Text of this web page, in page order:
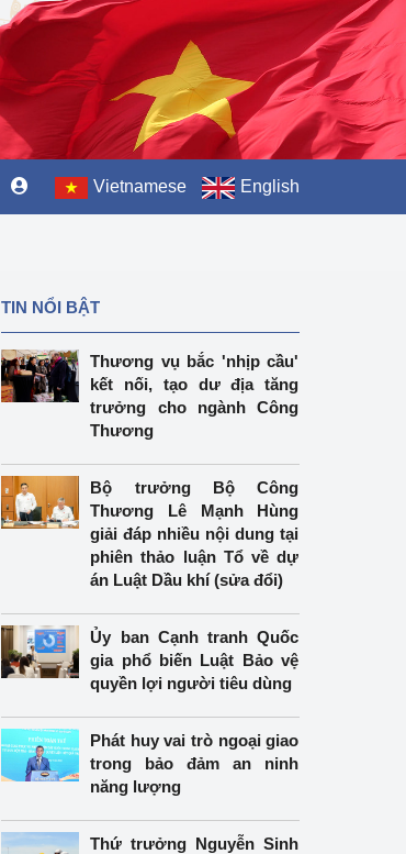
Vietnamese English
TIN NỔI BẬT
Thương vụ bắc 'nhịp cầu'
kết nối, tạo dư địa tăng
trưởng cho ngành Công
Thương
Bộ trưởng Bộ Công
Thương Lê Mạnh Hùng
giải đáp nhiều nội dung tại
phiên thảo luận Tổ về dự
án Luật Dầu khí (sửa đổi)
Ủy ban Cạnh tranh Quốc
gia phổ biến Luật Bảo vệ
quyền lợi người tiêu dùng
Phát huy vai trò ngoại giao
trong bảo đảm an ninh
năng lượng
Thứ trưởng Nguyễn Sinh